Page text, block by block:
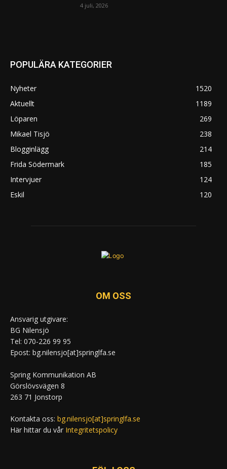
4 juli, 2026
POPULÄRA KATEGORIER
Nyheter
1520
Aktuellt
1189
Löparen
269
Mikael Tisjö
238
Blogginlägg
214
Frida Södermark
185
Intervjuer
124
Eskil
120
OM OSS
Ansvarig utgivare:
BG Nilensjö
Tel: 070-226 99 95
Epost: bg.nilensjo[at]springlfa.se
Spring Kommunikation AB
Görslövsvägen 8
263 71 Jonstorp
Kontakta oss: bg.nilensjo[at]springlfa.se
Här hittar du vår Integritetspolicy